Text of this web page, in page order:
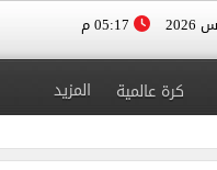
كرة عالمية المزيد